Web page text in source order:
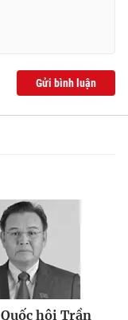
Gửi bình luận
hội Trần